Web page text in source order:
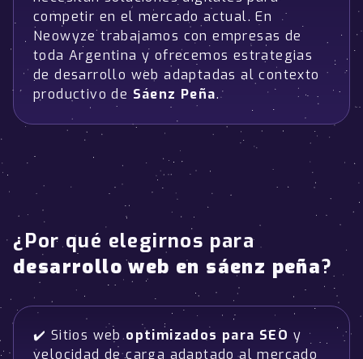
competir en el mercado actual. En
Neowyze trabajamos con empresas de
toda Argentina y ofrecemos estrategias
de desarrollo web adaptadas al contexto
productivo de Sáenz Peña.
¿Por qué elegirnos para
desarrollo web en sáenz peña?
✔️ Sitios weboptimizados para SEO y
velocidad de carga adaptado al mercado